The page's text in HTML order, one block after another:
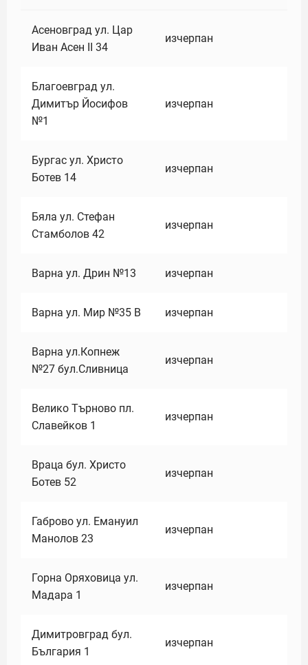
Асеновград ул. Цар
Иван Асен II 34
изчерпан
Благоевград ул.
Димитър Йосифов
№1
изчерпан
Бургас ул. Христо
Ботев 14
изчерпан
Бяла ул. Стефан
Стамболов 42
изчерпан
Варна ул. Дрин №13 изчерпан
Варна ул. Мир №35 В изчерпан
Варна ул.Копнеж
№27 бул.Сливница
изчерпан
Велико Търново пл.
Славейков 1
изчерпан
Враца бул. Христо
Ботев 52
изчерпан
Габрово ул. Емануил
Манолов 23
изчерпан
Горна Оряховица ул.
Мадара 1
изчерпан
Димитровград бул.
България 1
изчерпан